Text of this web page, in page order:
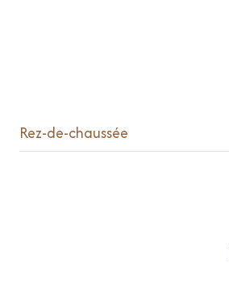
Rez-de-chaussée